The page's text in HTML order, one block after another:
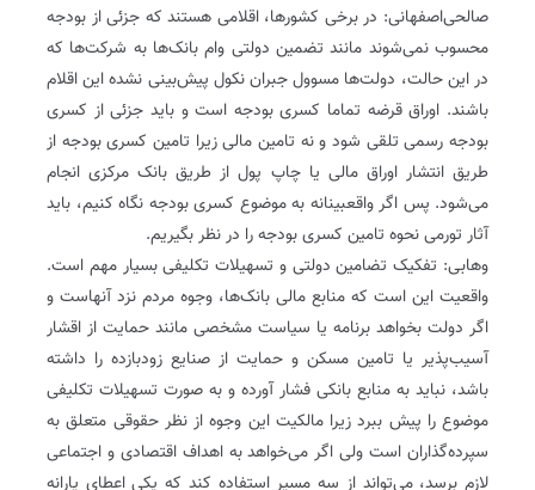
صالحی‌اصفهانی: در برخی کشورها، اقلامی هستند که جزئی از بودجه
محسوب نمی‌شوند مانند تضمین دولتی وام بانک‌ها به شرکت‌ها که
در این حالت، دولت‌ها مسوول جبران نکول پیش‌بینی نشده این اقلام
باشند. اوراق قرضه تماما کسری بودجه است و باید جزئی از کسری
بودجه رسمی تلقی شود و نه تامین مالی زیرا تامین کسری بودجه از
طریق انتشار اوراق مالی یا چاپ پول از طریق بانک مرکزی انجام
می‌شود. پس اگر واقع‏بینانه به موضوع کسری بودجه نگاه کنیم، باید
آثار تورمی نحوه تامین کسری بودجه را در نظر بگیریم.
وهابی: تفکیک تضامین دولتی و تسهیلات تکلیفی بسیار مهم است.
واقعیت این است که منابع مالی بانک‌ها، وجوه مردم نزد آنهاست و
اگر دولت بخواهد برنامه یا سیاست مشخصی مانند حمایت از اقشار
آسیب‌‏پذیر یا تامین مسکن و حمایت از صنایع زودبازده را داشته
باشد، نباید به منابع بانکی فشار آورده و به صورت تسهیلات تکلیفی
موضوع را پیش ببرد زیرا مالکیت این وجوه از نظر حقوقی متعلق به
سپرده‌گذاران است ولی اگر می‌خواهد به اهداف اقتصادی و اجتماعی
لازم برسد، می‌تواند از سه مسیر استفاده کند که یکی اعطای یارانه